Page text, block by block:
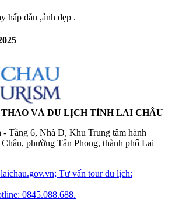
hấp dẫn ,ảnh đẹp .
THAO VÀ DU LỊCH TỈNH LAI CHÂU
Tầng 6, Nhà D, Khu Trung tâm hành
phường Tân Phong, thành phố Lai
Tư vấn tour du lịch:
0845.088.688.